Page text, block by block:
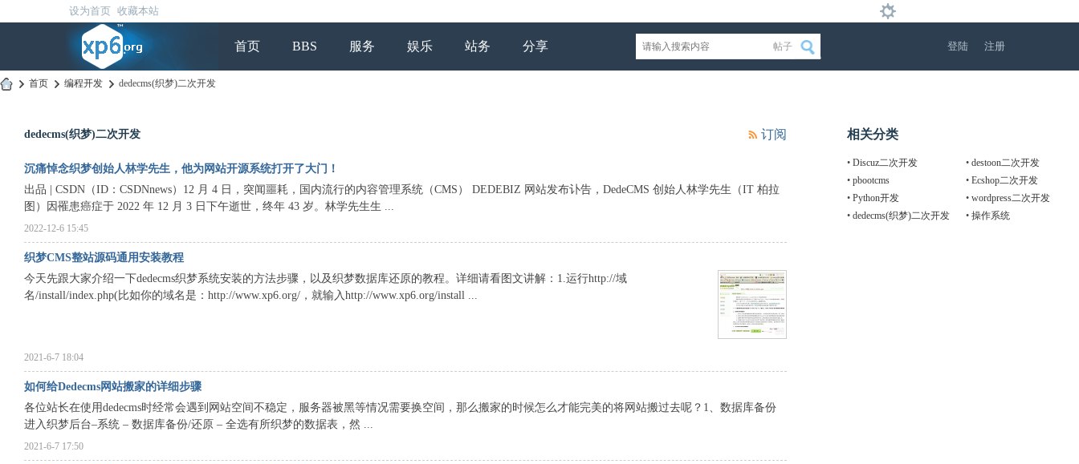
设为首页 收藏本站
首页 BBS 服务 娱乐 站务 分享 帖子 登陆 注册
› 首页 › 编程开发 › dedecms(织梦)二次开发
订阅
dedecms(织梦)二次开发
沉痛悼念织梦创始人林学先生，他为网站开源系统打开了大门！
出品 | CSDN（ID：CSDNnews）12 月 4 日，突闻噩耗，国内流行的内容管理系统（CMS） DEDEBIZ 网站发布讣告，DedeCMS 创始人林学先生（IT 柏拉
图）因罹患癌症于 2022 年 12 月 3 日下午逝世，终年 43 岁。林学先生生 ...
2022-12-6 15:45
织梦CMS整站源码通用安装教程
今天先跟大家介绍一下dedecms织梦系统安装的方法步骤，以及织梦数据库还原的教程。详细请看图文讲解：1.运行http://域
名/install/index.php(比如你的域名是：http://www.xp6.org/，就输入http://www.xp6.org/install ...
2021-6-7 18:04
如何给Dedecms网站搬家的详细步骤
各位站长在使用dedecms时经常会遇到网站空间不稳定，服务器被黑等情况需要换空间，那么搬家的时候怎么才能完美的将网站搬过去呢？1、数据库备份
进入织梦后台–系统 – 数据库备份/还原 – 全选有所织梦的数据表，然 ...
2021-6-7 17:50
相关分类
• Discuz二次开发 • destoon二次开发
• pbootcms • Ecshop二次开发
• Python开发 • wordpress二次开发
• dedecms(织梦)二次开发 • 操作系统